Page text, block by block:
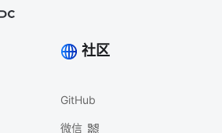
社区
GitHub
微信